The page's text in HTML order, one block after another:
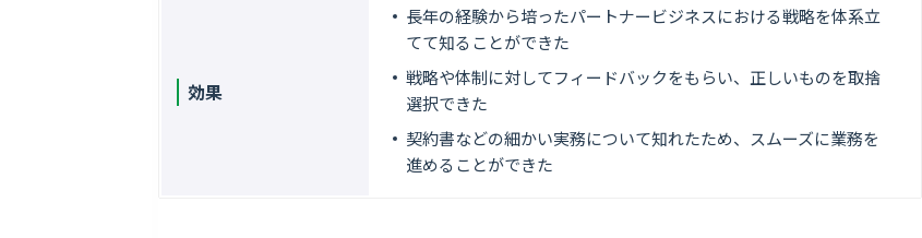
効果
長年の経験から培ったパートナービジネスにおける戦略を体系立
てて知ることができた
戦略や体制に対してフィードバックをもらい、正しいものを取捨
選択できた
契約書などの細かい実務について知れたため、スムーズに業務を
進めることができた